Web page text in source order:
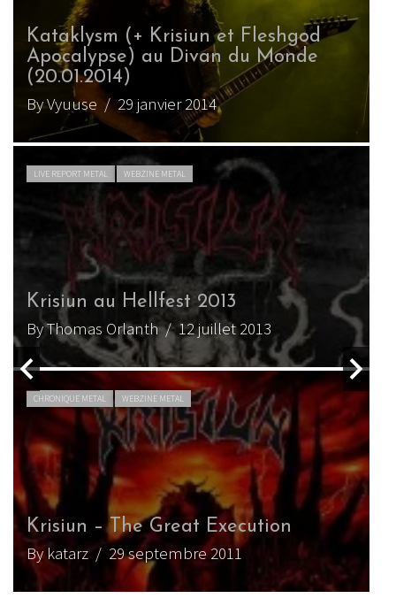
Krisiun – Devouring Faith
By Jérémy C/ 6 août 2018
LIVE REPORT METAL WEBZINE METAL
Krisiun au Hellfest 2017
By David T./ 14 juillet 2017
LIVE REPORT METAL WEBZINE METAL
Dark Funeral (+ Krisiun) au Petit
Bain (18.10.2016)
By Born666/ 2 novembre 2016